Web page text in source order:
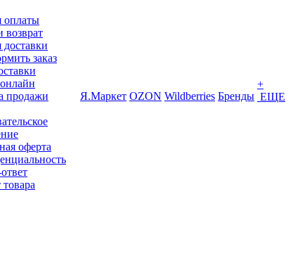
оплаты
доставки
заказ
продажи
оферта
Я.Маркет OZON Wildberries Бренды
+
ЕЩЕ